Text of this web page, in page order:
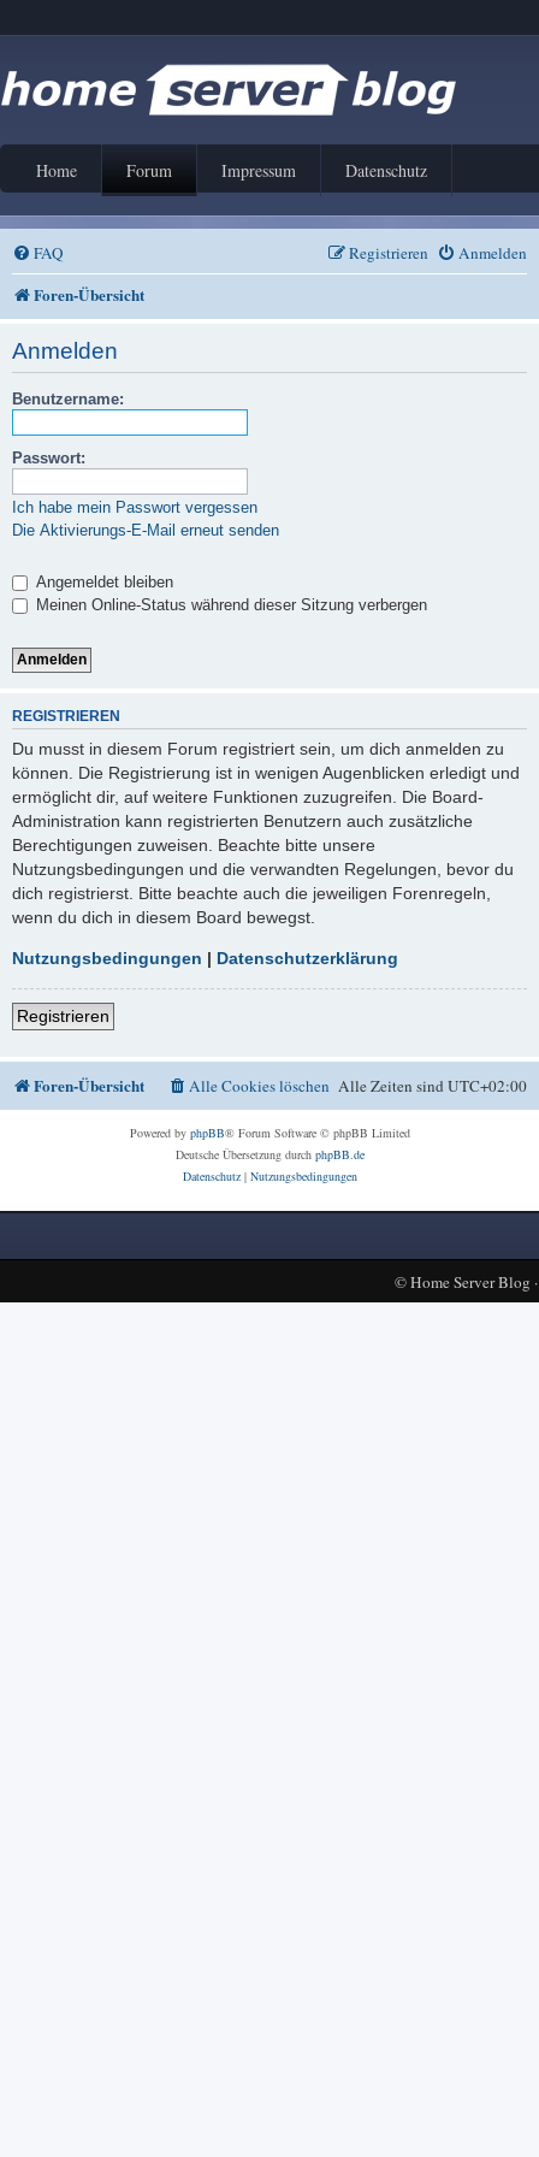
Home Forum Impressum Datenschutz
FAQ Anmelden
Registrieren
Foren-Übersicht
Anmelden
Benutzername:
Passwort:
Ich habe mein Passwort vergessen
Die Aktivierungs-E-Mail erneut senden
Angemeldet bleiben
Meinen Online-Status während dieser Sitzung verbergen
REGISTRIEREN
Du musst in diesem Forum registriert sein, um dich anmelden zu
können. Die Registrierung ist in wenigen Augenblicken erledigt und
ermöglicht dir, auf weitere Funktionen zuzugreifen. Die Board-
Administration kann registrierten Benutzern auch zusätzliche
Berechtigungen zuweisen. Beachte bitte unsere
Nutzungsbedingungen und die verwandten Regelungen, bevor du
dich registrierst. Bitte beachte auch die jeweiligen Forenregeln,
wenn du dich in diesem Board bewegst.
Nutzungsbedingungen | Datenschutzerklärung
Registrieren
Foren-Übersicht Alle Zeiten sindUTC+02:00
Alle Cookies löschen
Powered by phpBB® Forum Software © phpBB Limited
Deutsche Übersetzung durch phpBB.de
Datenschutz| Nutzungsbedingungen
©Home Server Blog